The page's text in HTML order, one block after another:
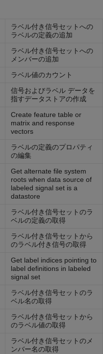
ラベル付き信号セットへの
ラベルの定義の追加
ラベル付き信号セットへの
メンバーの追加
ラベル値のカウント
信号およびラベル データを
指すデータストアの作成
Create feature table or
matrix and response
vectors
ラベルの定義のプロパティ
の編集
Get alternate file system
roots when data source of
labeled signal set is a
datastore
ラベル付き信号セットのラ
ベルの定義の取得
ラベル付き信号セットから
のラベル付き信号の取得
Get label indices pointing to
label definitions in labeled
signal set
ラベル付き信号セットのラ
ベル名の取得
ラベル付き信号セットから
のラベル値の取得
ラベル付き信号セットのメ
ンバー名の取得